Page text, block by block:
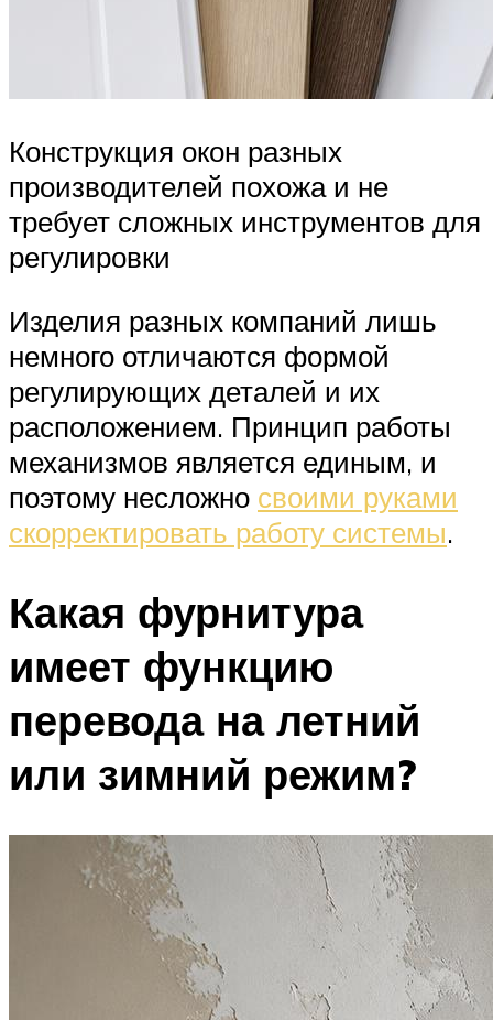
Конструкция окон разных
производителей похожа и не
требует сложных инструментов для
регулировки
Изделия разных компаний лишь
немного отличаются формой
регулирующих деталей и их
расположением. Принцип работы
механизмов является единым, и
поэтому несложно своими руками
скорректировать работу системы.
Какая фурнитура
имеет функцию
перевода на летний
или зимний режим?